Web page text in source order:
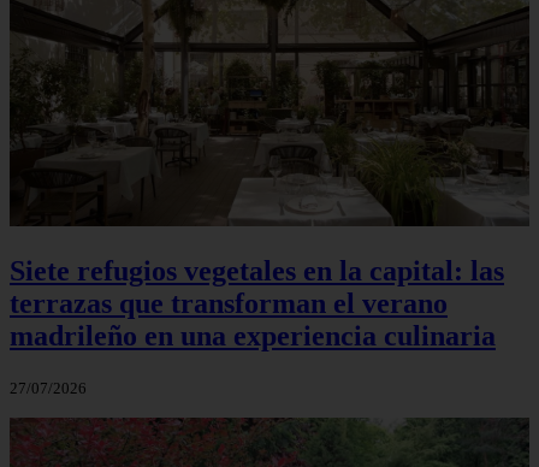
Siete refugios vegetales en la capital: las
terrazas que transforman el verano
madrileño en una experiencia culinaria
27/07/2026